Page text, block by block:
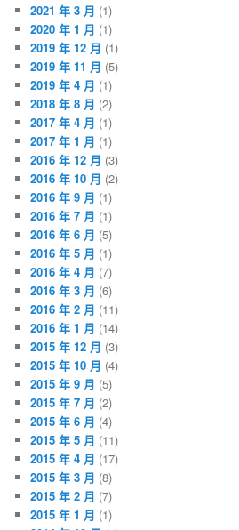
2021 年 3 月 (1)
2020 年 1 月 (1)
2019 年 12 月 (1)
2019 年 11 月 (5)
2019 年 4 月 (1)
2018 年 8 月 (2)
2017 年 4 月 (1)
2017 年 1 月 (1)
2016 年 12 月 (3)
2016 年 10 月 (2)
2016 年 9 月 (1)
2016 年 7 月 (1)
2016 年 6 月 (5)
2016 年 5 月 (1)
2016 年 4 月 (7)
2016 年 3 月 (6)
2016 年 2 月 (11)
2016 年 1 月 (14)
2015 年 12 月 (3)
2015 年 10 月 (4)
2015 年 9 月 (5)
2015 年 7 月 (2)
2015 年 6 月 (4)
2015 年 5 月 (11)
2015 年 4 月 (17)
2015 年 3 月 (8)
2015 年 2 月 (7)
2015 年 1 月 (1)